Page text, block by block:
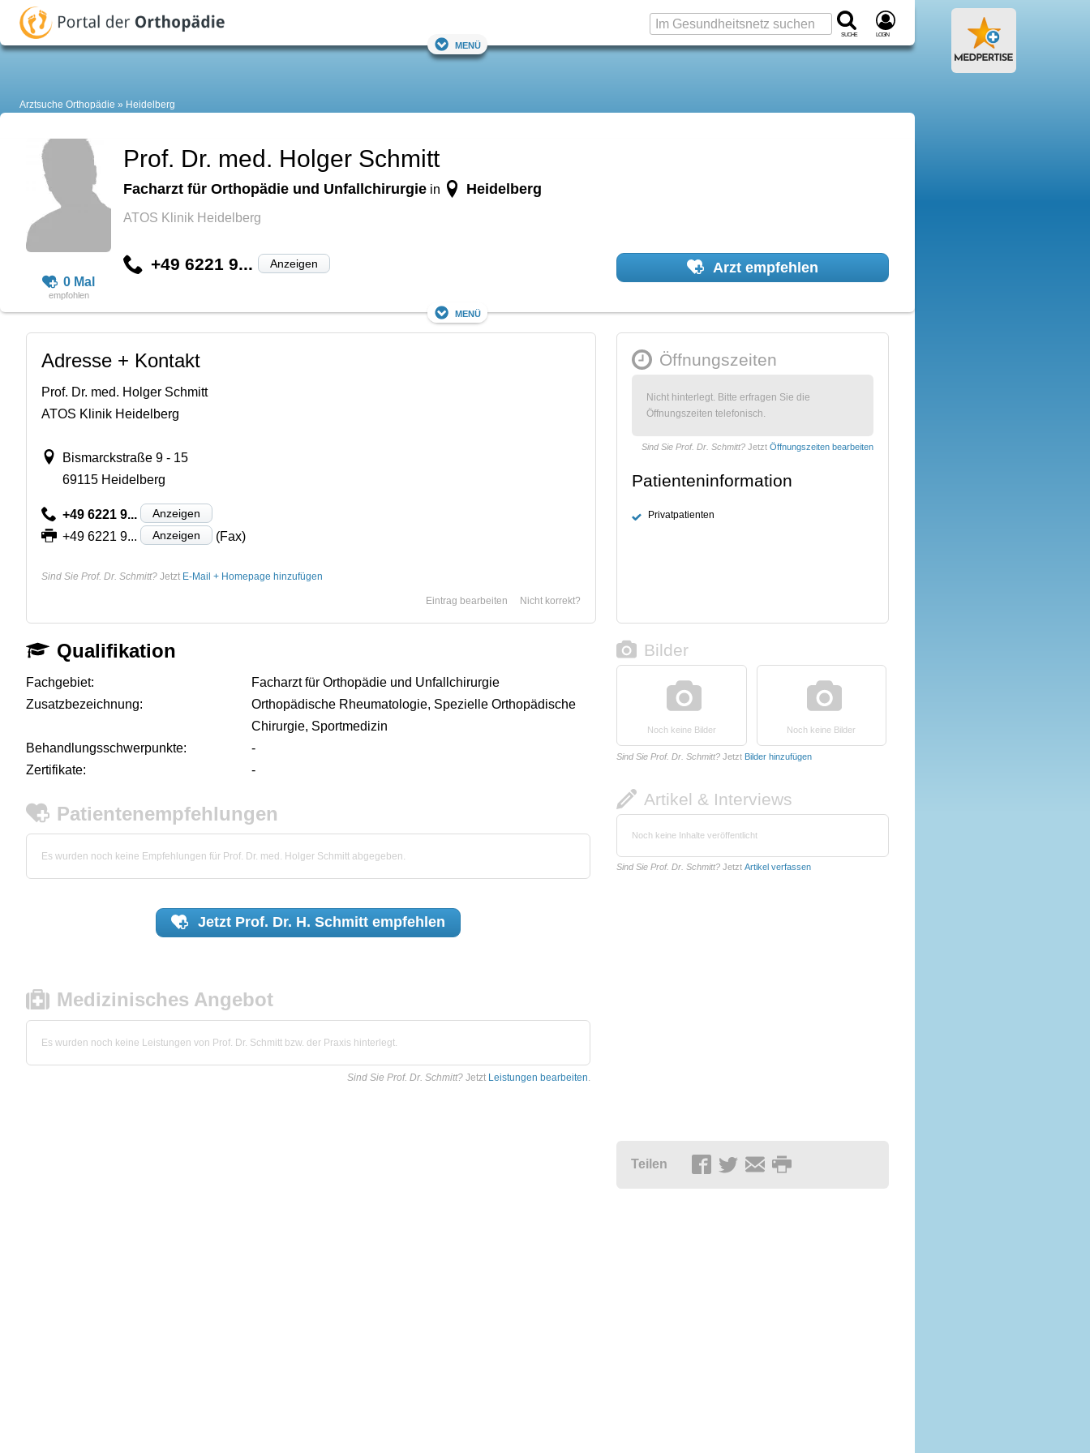
Suche Login
Menü
Arztsuche Orthopädie Heidelberg
0 Mal
Prof. Dr. med. Holger Schmitt
Facharzt für Orthopädie und Unfallchirurgie in Heidelberg
ATOS Klinik Heidelberg
+49 6221 9... Anzeigen Arzt empfehlen
Menü
Adresse + Kontakt
Prof. Dr. med. Holger Schmitt
ATOS Klinik Heidelberg
Bismarckstraße 9 - 15
69115 Heidelberg
+49 6221 9... Anzeigen
+49 6221 9... Anzeigen (Fax)
Sind Sie Prof. Dr. Schmitt? Jetzt E-Mail + Homepage hinzufügen
Nicht korrekt?
Eintrag bearbeiten
Öffnungszeiten
Nicht hinterlegt. Bitte erfragen Sie die
Öffnungszeiten telefonisch.
Sind Sie Prof. Dr. Schmitt? Jetzt Öffnungszeiten bearbeiten
Patienteninformation
Privatpatienten
Qualifikation
Fachgebiet:
Facharzt für Orthopädie und Unfallchirurgie
Zusatzbezeichnung:
Orthopädische Rheumatologie, Spezielle Orthopädische
Chirurgie, Sportmedizin
Behandlungsschwerpunkte:
-
Zertifikate:
-
Patientenempfehlungen
Es wurden noch keine Empfehlungen für Prof. Dr. med. Holger Schmitt abgegeben.
Jetzt Prof. Dr. H. Schmitt empfehlen
Medizinisches Angebot
Es wurden noch keine Leistungen von Prof. Dr. Schmitt bzw. der Praxis hinterlegt.
Sind Sie Prof. Dr. Schmitt? Jetzt Leistungen bearbeiten.
Bilder
Noch keine Bilder Noch keine Bilder
Sind Sie Prof. Dr. Schmitt? Jetzt Bilder hinzufügen
Artikel & Interviews
Noch keine Inhalte veröffentlicht
Sind Sie Prof. Dr. Schmitt? Jetzt Artikel verfassen
Teilen